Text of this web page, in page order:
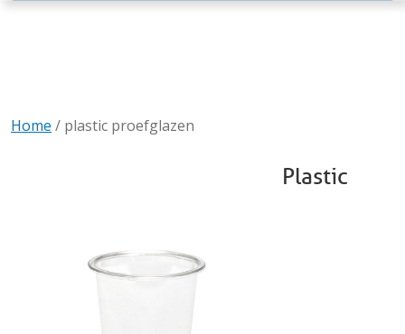
Home / plastic proefglazen
Plastic